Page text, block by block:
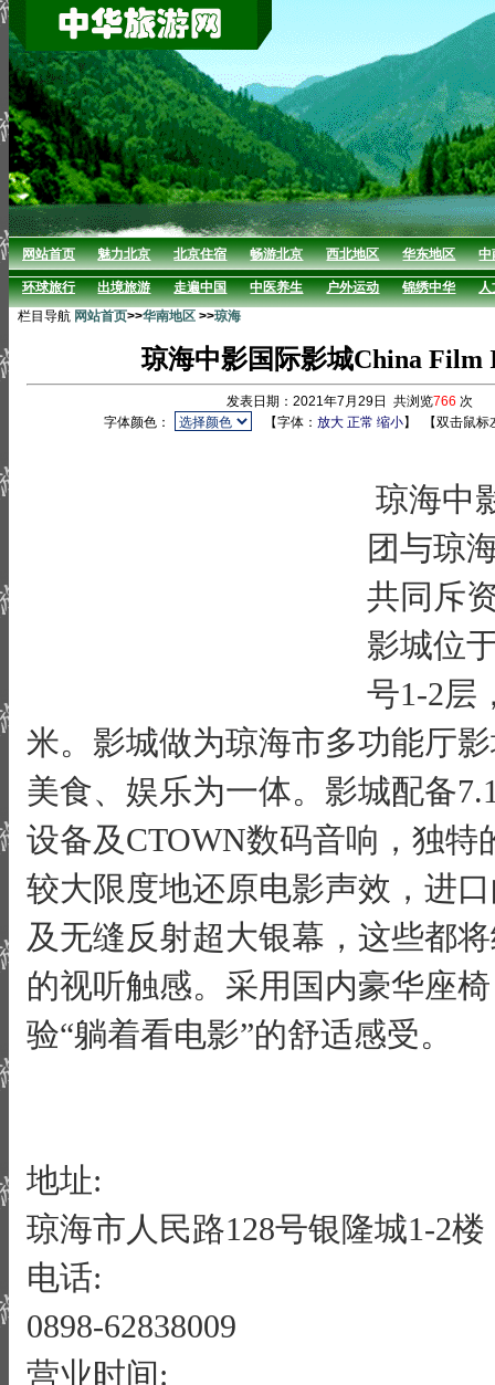
网站首页 魅力北京 北京住宿 畅游北京 西北地区 华东地区 中
环球旅行 出境旅游 走遍中国 中医养生 户外运动 锦绣中华
人
栏目导航 网站首页>>华南地区 >>琼海
琼海中影国际影城China Film
发表日期：2021年7月29日 共浏览766 次
字体颜色：
【字体：放大 正常 缩小】 【双击鼠
琼海中
团与琼
共同斥
影城位
号1-2层
米。影城做为琼海市多功能厅
美食、娱乐为一体。影城配备
设备及CTOWN数码音响，独
较大限度地还原电影声效，进
及无缝反射超大银幕，这些都
的视听触感。采用国内豪华座
验“躺着看电影”的舒适感受。
地址:
琼海市人民路128号银隆城1-2楼
电话:
0898-62838009
营业时间: